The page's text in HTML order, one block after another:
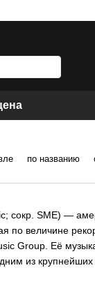
по названию
сокр. SME) —
по величине
Group. Её
из